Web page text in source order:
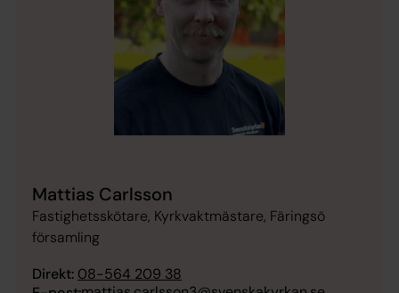
Mattias Carlsson
Fastighetsskötare, Kyrkvaktmästare, Färingsö
församling
Direkt: 08-564 209 38